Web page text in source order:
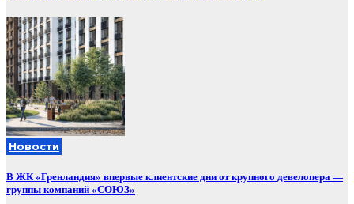
Новости
В ЖК «Гренландия» впервые клиентские дни от крупного девелопера —
группы компаний «СОЮЗ»